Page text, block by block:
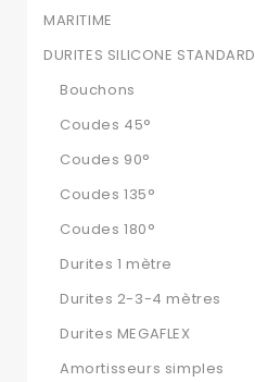
MARITIME
DURITES SILICONE STANDARD
Bouchons
Coudes 45°
Coudes 90°
Coudes 135°
Coudes 180°
Durites 1 mètre
Durites 2-3-4 mètres
Durites MEGAFLEX
Amortisseurs simples